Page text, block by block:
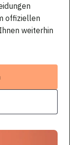
offiziellen
weiterhin